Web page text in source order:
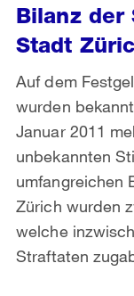
Bilanz der
Stadt
Auf dem
wurden
Januar 2011
unbekannten
umfangreichen
Zürich wurden
welche
Straftaten